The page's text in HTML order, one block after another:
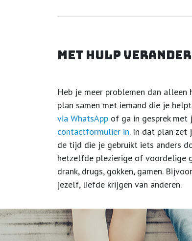
Met hulp
Heb je meer problemen dan alleen
plan samen met iemand die je
via WhatsApp of ga in gesprek met
contactformulier in. In dat plan zet
de tijd die je gebruikt iets anders
hetzelfde plezierige of voordelige
drank, drugs, gokken, gamen.
jezelf, liefde krijgen van anderen.